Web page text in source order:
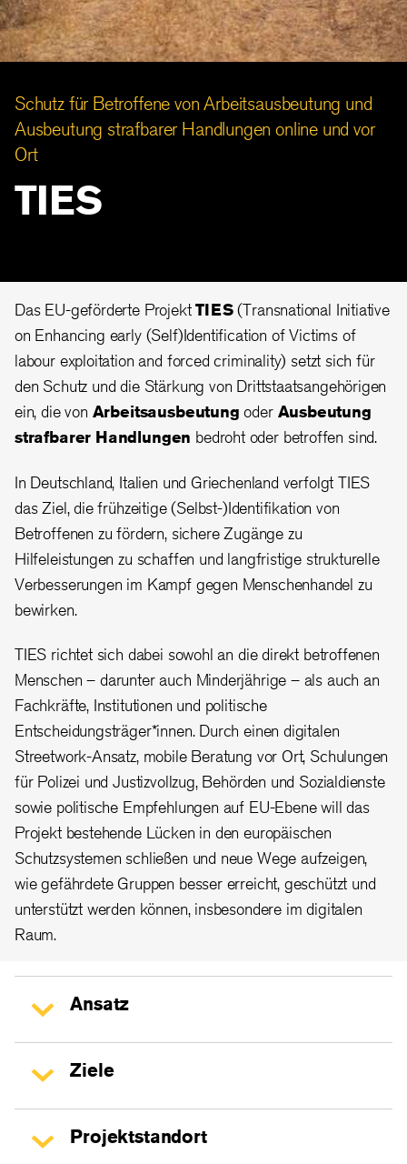
Schutz für Betroffene von Arbeitsausbeutung und
Ausbeutung strafbarer Handlungen online und vor
Ort
TIES
Das EU-geförderte ProjektTIES(Transnational Initiative
on Enhancing early (Self)Identification of Victims of
labour exploitation and forced criminality) setzt sich für
den Schutz und die Stärkung von Drittstaatsangehörigen
ein, die von Arbeitsausbeutung oder Ausbeutung
strafbarer Handlungen bedroht oder betroffen sind.
In Deutschland, Italien und Griechenland verfolgt TIES
das Ziel, die frühzeitige (Selbst-)Identifikation von
Betroffenen zu fördern, sichere Zugänge zu
Hilfeleistungen zu schaffen und langfristige strukturelle
Verbesserungen im Kampf gegen Menschenhandel zu
bewirken.
TIES richtet sich dabei sowohl an die direkt betroffenen
Menschen – darunter auch Minderjährige – als auch an
Fachkräfte, Institutionen und politische
Entscheidungsträger*innen. Durch einen digitalen
Streetwork-Ansatz, mobile Beratung vor Ort, Schulungen
für Polizei und Justizvollzug, Behörden und Sozialdienste
sowie politische Empfehlungen auf EU-Ebene will das
Projekt bestehende Lücken in den europäischen
Schutzsystemen schließen und neue Wege aufzeigen,
wie gefährdete Gruppen besser erreicht, geschützt und
unterstützt werden können, insbesondere im digitalen
Raum.
Ansatz
Ziele
Projektstandort